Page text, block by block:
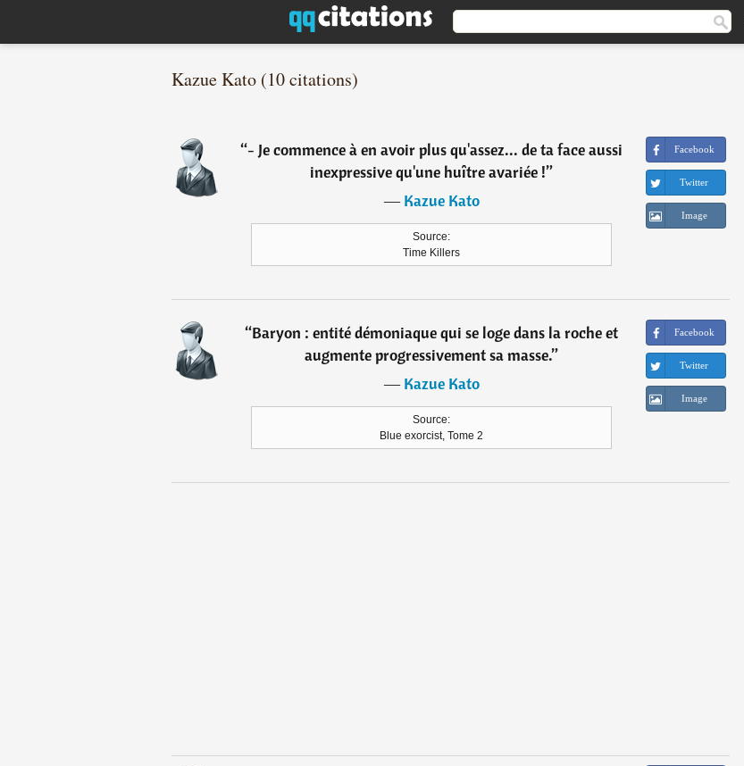
Kazue Kato (10 citations)
“- Je commence à en avoir plus qu'assez... de ta face aussi
inexpressive qu'une huître avariée !”
―Kazue Kato
Source:
Time Killers
Facebook
Twitter
Image
“Baryon : entité démoniaque qui se loge dans la roche et
augmente progressivement sa masse.”
―Kazue Kato
Source:
Blue exorcist, Tome 2
Facebook
Twitter
Image